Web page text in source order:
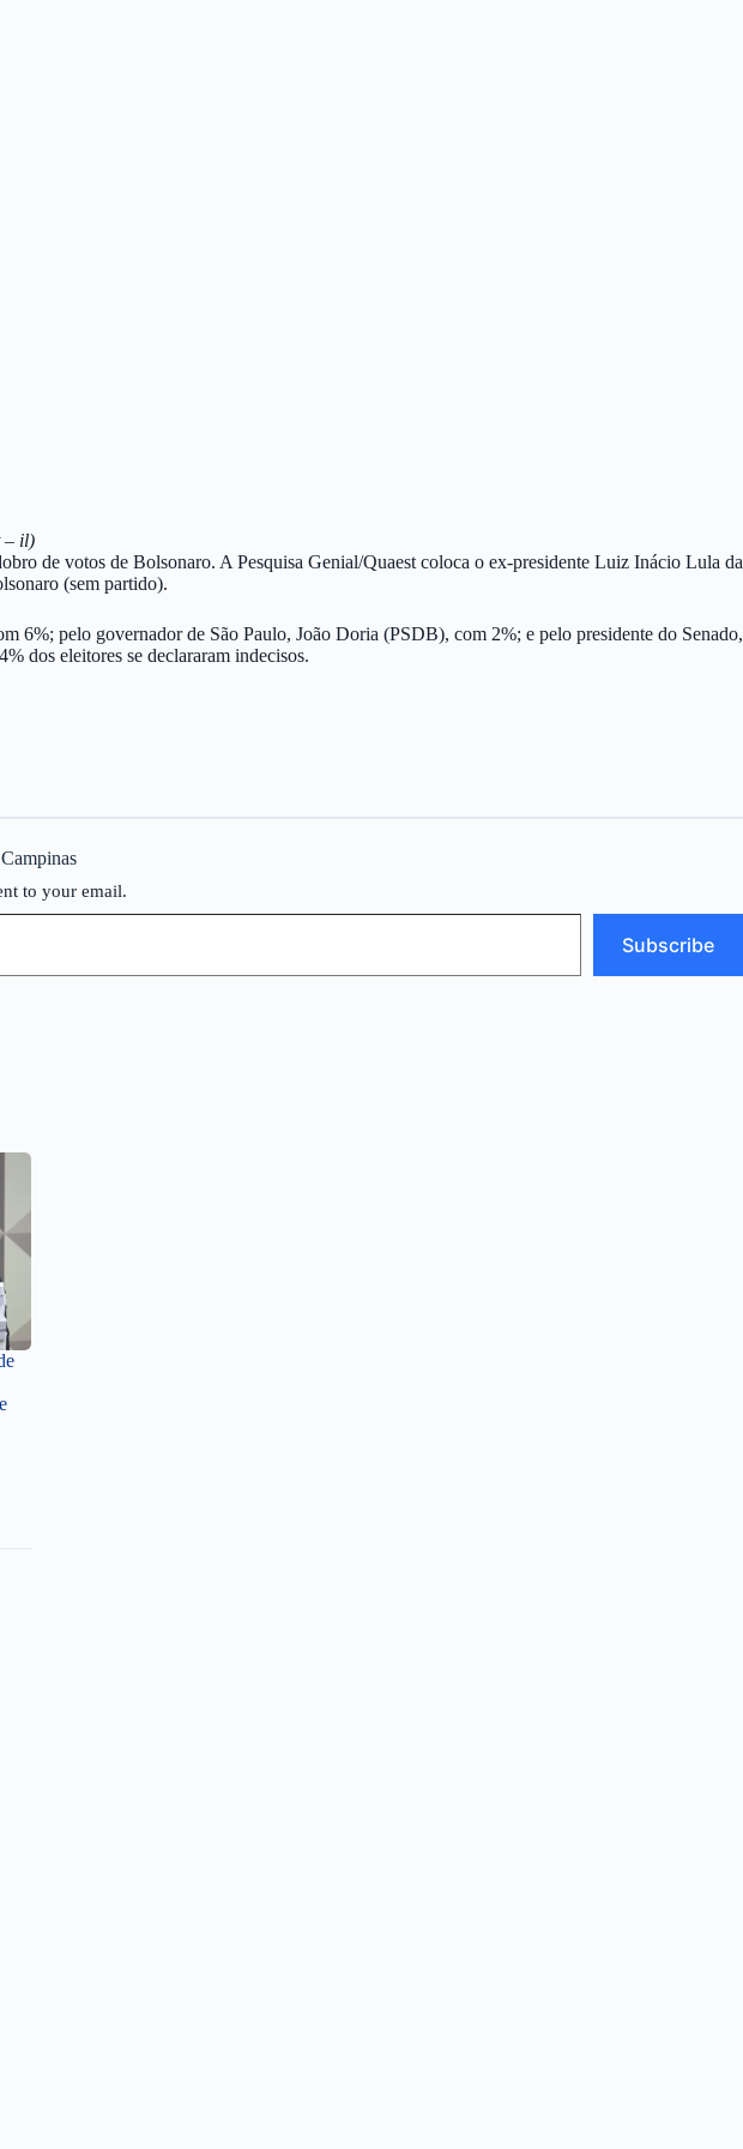
– il)
de votos de Bolsonaro. A Pesquisa Genial/Quaest coloca o ex-presidente Luiz Inácio Lula da
(sem partido).
pelo governador de São Paulo, João Doria (PSDB), com 2%; e pelo presidente do Senado,
dos eleitores se declararam indecisos.
to your email.
Subscribe